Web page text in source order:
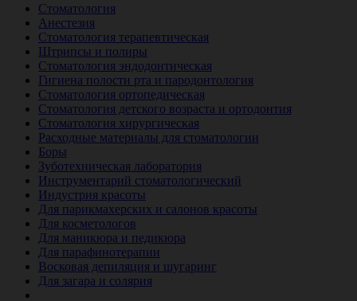
Стоматология
Анестезия
Стоматология терапевтическая
Штрипсы и полиры
Стоматология эндодонтическая
Гигиена полости рта и пародонтология
Стоматология ортопедическая
Стоматология детского возраста и ортодонтия
Стоматология хирургическая
Расходные материалы для стоматологии
Боры
Зуботехническая лаборатория
Инструментарий стоматологический
Индустрия красоты
Для парикмахерских и салонов красоты
Для косметологов
Для маникюра и педикюра
Для парафинотерапии
Восковая депиляция и шугаринг
Для загара и солярия